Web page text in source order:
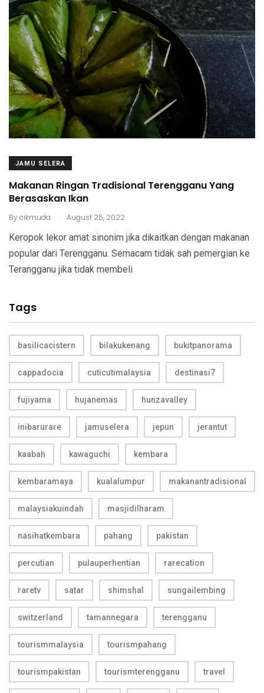
JAMU SELERA
Makanan Ringan Tradisional Terengganu Yang
Berasaskan Ikan
Bycikmuda . August 25, 2022
Keropok lekor amat sinonim jika dikaitkan dengan makanan
popular dari Terengganu. Semacam tidak sah pemergian ke
Terangganu jika tidak membeli
Tags
basilicacistern bilakukenang bukitpanorama
cappadocia cuticutimalaysia destinasi7
fujiyama hujanemas hunzavalley
inibarurare jamuselera jepun jerantut
kaabah kawaguchi kembara
kembaramaya kualalumpur makanantradisional
malaysiakuindah masjidilharam
nasihatkembara pahang pakistan
percutian pulauperhentian rarecation
raretv satar shimshal sungailembing
switzerland tamannegara terengganu
tourismmalaysia tourismpahang
tourismpakistan tourismterengganu travel